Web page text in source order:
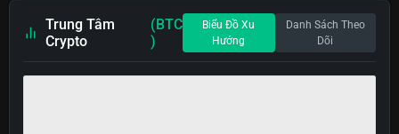
Trung Tâm
Crypto
(BTC
)
Biểu Đồ Xu
Hướng
Danh Sách Theo
Dõi